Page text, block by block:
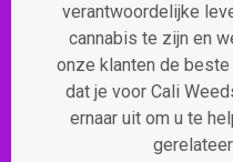
verantwoordelijke
cannabis te zijn en
onze klanten de
dat je voor Cali
ernaar uit om u te